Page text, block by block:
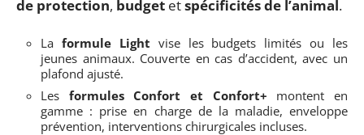
de protection, budget etspécificités de l’animal.
La formule Light vise les budgets limités ou les
jeunes animaux. Couverte en cas d’accident, avec un
plafond ajusté.
Les formules Confort et Confort+ montent en
gamme : prise en charge de la maladie, enveloppe
prévention, interventions chirurgicales incluses.